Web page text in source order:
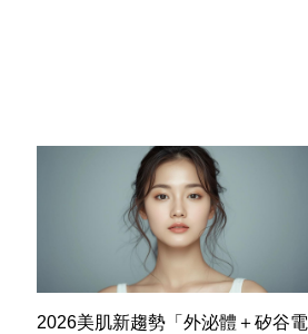
2026美肌新趨勢「外泌體＋矽谷電